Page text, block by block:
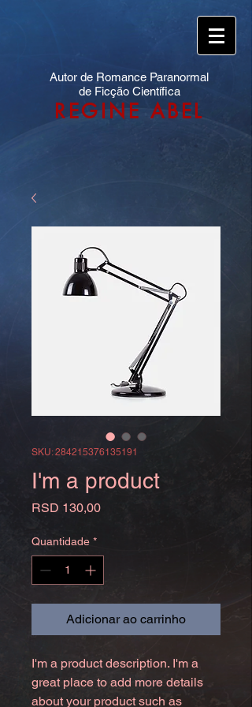
Autor de Romance Paranormal
de Ficção Científica
REGINE ABEL
SKU: 284215376135191
I'm a product
RSD 130,00Preço
Quantidade *
Adicionar ao carrinho
I'm a product description. I'm a
great place to add more details
about your product such as